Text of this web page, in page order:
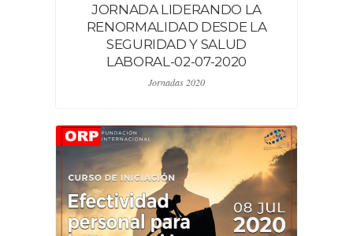
JORNADA LIDERANDO LA
RENORMALIDAD DESDE LA
SEGURIDAD Y SALUD
LABORAL-02-07-2020
Jornadas 2020